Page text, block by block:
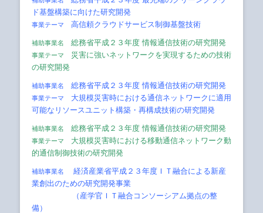
ド基盤構築に向けた研究開発
事業テーマ 高信頼クラウドサービス制御基盤技術
補助事業名 総務省平成２３年度 情報通信技術の研究開発
事業テーマ
災害に強いネットワークを実現するための技術
の研究開発
補助事業名 総務省平成２３年度 情報通信技術の研究開発
事業テーマ
大規模災害時における通信ネットワークに適用
可能なリソースユニット構築・再構成技術の研究開発
補助事業名 総務省平成２３年度 情報通信技術の研究開発
事業テーマ
大規模災害時における移動通信ネットワーク動
的通信制御技術の研究開発
補助事業名
経済産業省平成２３年度ＩＴ融合による新産
業創出のための研究開発事業
（産学官ＩＴ融合コンソーシアム拠点の整
備）